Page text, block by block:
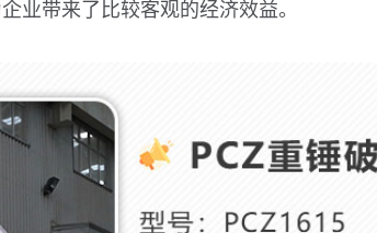
业带来了比较客观的经济效益。